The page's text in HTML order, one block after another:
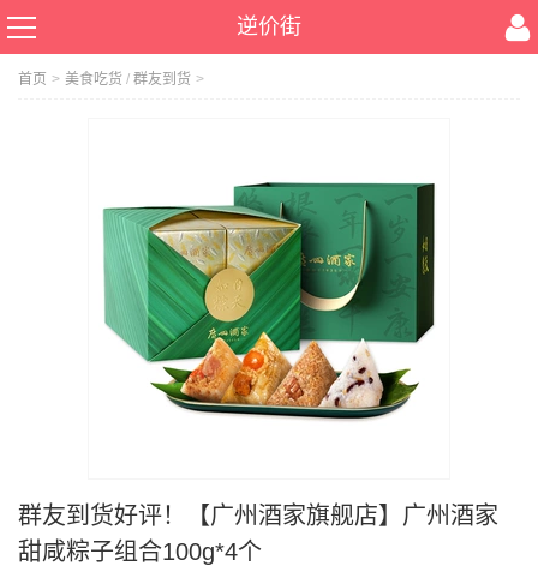
逆价街
首页 > 美食吃货 / 群友到货 >
群友到货好评！【广州酒家旗舰店】广州酒家
甜咸粽子组合100g*4个